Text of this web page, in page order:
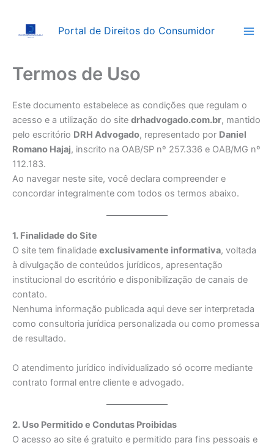
Portal de Direitos do Consumidor
Termos de Uso
Este documento estabelece as condições que regulam o
acesso e a utilização do site drhadvogado.com.br, mantido
pelo escritório DRH Advogado, representado por Daniel
Romano Hajaj, inscrito na OAB/SP nº 257.336 e OAB/MG nº
112.183.
Ao navegar neste site, você declara compreender e
concordar integralmente com todos os termos abaixo.
1. Finalidade do Site
O site tem finalidade exclusivamente informativa, voltada
à divulgação de conteúdos jurídicos, apresentação
institucional do escritório e disponibilização de canais de
contato.
Nenhuma informação publicada aqui deve ser interpretada
como consultoria jurídica personalizada ou como promessa
de resultado.
O atendimento jurídico individualizado só ocorre mediante
contrato formal entre cliente e advogado.
2. Uso Permitido e Condutas Proibidas
O acesso ao site é gratuito e permitido para fins pessoais e